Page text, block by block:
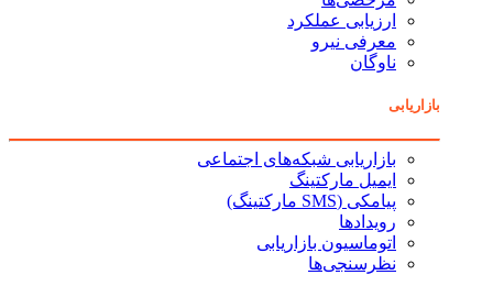
ارزیابی عملکرد
معرفی نیرو
ناوگان
بازاریابی
بازاریابی شبکه‌های اجتماعی
ایمیل مارکتینگ
پیامکی (SMS مارکتینگ)
رویدادها
اتوماسیون بازاریابی
نظرسنجی‌ها